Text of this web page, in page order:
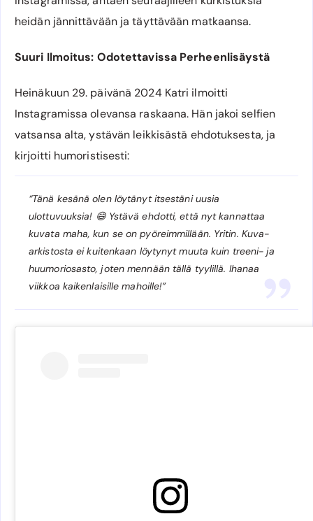
heidän jännittävään ja täyttävään matkaansa.
Suuri Ilmoitus: Odotettavissa Perheenlisäystä
Heinäkuun 29. päivänä 2024 Katri ilmoitti
Instagramissa olevansa raskaana. Hän jakoi selfien
vatsansa alta, ystävän leikkisästä ehdotuksesta, ja
kirjoitti humoristisesti:
“Tänä kesänä olen löytänyt itsestäni uusia
ulottuvuuksia! 😄 Ystävä ehdotti, että nyt kannattaa
kuvata maha, kun se on pyöreimmillään. Yritin. Kuva-
arkistosta ei kuitenkaan löytynyt muuta kuin treeni- ja
huumoriosasto, joten mennään tällä tyylillä. Ihanaa
viikkoa kaikenlaisille mahoille!”